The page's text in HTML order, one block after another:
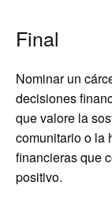
Final
Nominar un
decisiones
que valore la
comunitario o la
financieras que
positivo.